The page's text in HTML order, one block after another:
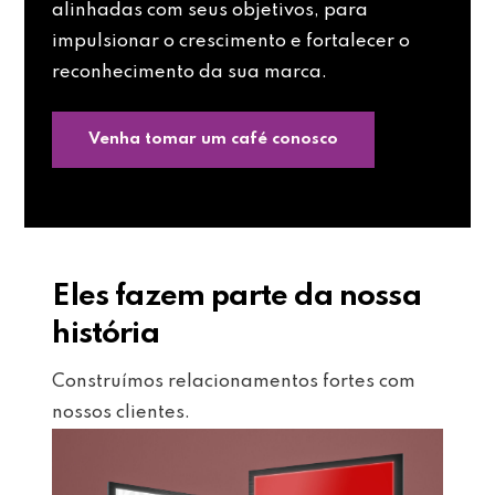
alinhadas com seus objetivos, para
impulsionar o crescimento e fortalecer o
reconhecimento da sua marca.
Venha tomar um café conosco
Eles fazem parte da nossa
história
Construímos relacionamentos fortes com
nossos clientes.